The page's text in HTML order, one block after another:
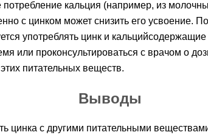
потребление кальция (например, из
с цинком может снизить его усвоение.
употреблять цинк и
или проконсультироваться с врачом о
питательных веществ.
Выводы
цинка с другими питательными